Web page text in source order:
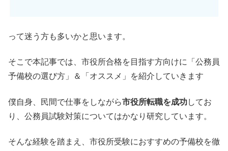
って迷う方も多いかと思います。
そこで本記事では、市役所合格を目指す方向けに「公務員
予備校の選び方」＆「オススメ」を紹介していきます
僕自身、民間で仕事をしながら市役所転職を成功してお
り、公務員試験対策についてはかなり研究しています。
そんな経験を踏まえ、市役所受験におすすめの予備校を徹